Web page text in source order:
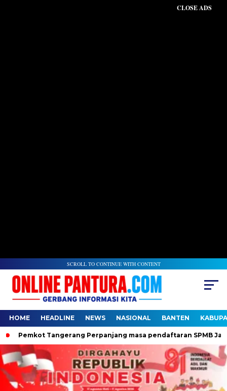
CLOSE ADS
SCROLL TO CONTINUE WITH CONTENT
HOME HEADLINE NEWS NASIONAL BANTEN
Pemkot Tangerang Perpanjang masa pendaftaran SPMB Jalur